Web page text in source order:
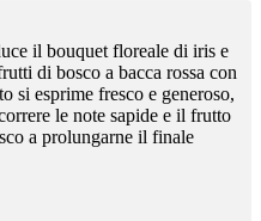
il bouquet floreale di iris e
di bosco a bacca rossa con
si esprime fresco e generoso,
le note sapide e il frutto
a prolungarne il finale